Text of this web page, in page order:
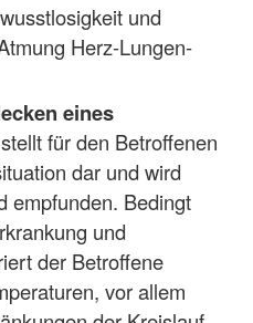
und
Herz-Lungen-
eines
für den Betroffenen
dar und wird
empfunden. Bedingt
und
der Betroffene
vor allem